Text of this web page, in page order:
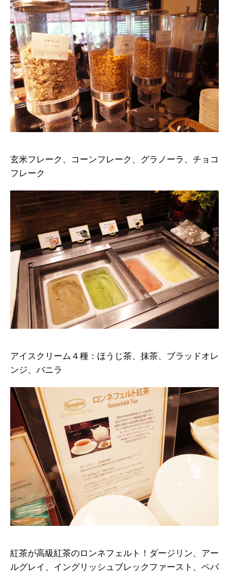
玄米フレーク、コーンフレーク、グラノーラ、チョコ
フレーク
アイスクリーム４種：ほうじ茶、抹茶、ブラッドオレ
ンジ、バニラ
紅茶が高級紅茶のロンネフェルト！ダージリン、アー
ルグレイ、イングリッシュブレックファースト、ペパ